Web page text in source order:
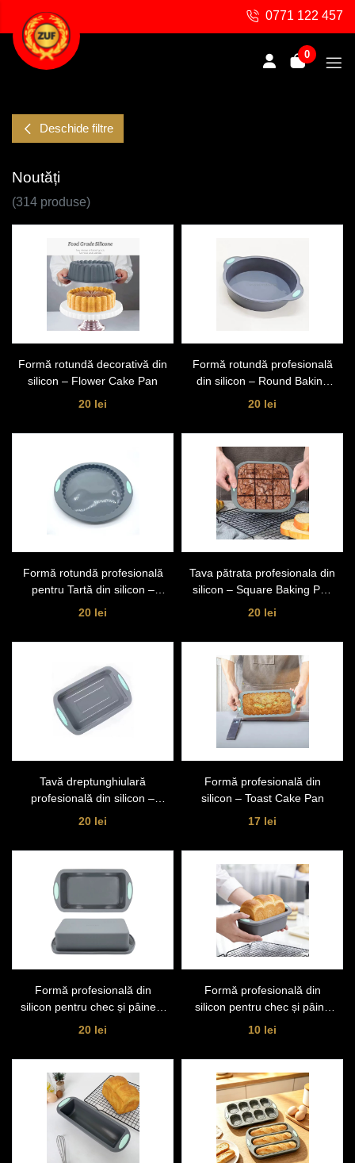
0771 122 457
0
Deschide filtre
Noutăți
(314 produse)
Formă rotundă decorativă din
silicon – Flower Cake Pan
20 lei
Formă rotundă profesională
din silicon – Round Baking
Pan
20 lei
Formă rotundă profesională
pentru Tartă din silicon –
Round Tart Pan (9 inch)
20 lei
Tava pătrata profesionala din
silicon – Square Baking Pan
10 inch
20 lei
Tavă dreptunghiulară
profesională din silicon –
Rectangular Baking Pan (11
20 lei
Formă profesională din
silicon – Toast Cake Pan
17 lei
Formă profesională din
silicon pentru chec și pâine –
Large Bread Pan (28 cm
20 lei
Formă profesională din
silicon pentru chec și pâine
Loaf Pan – 20 cm
10 lei